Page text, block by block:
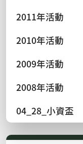
2011年活動
2010年活動
2009年活動
2008年活動
04_28_小資盃